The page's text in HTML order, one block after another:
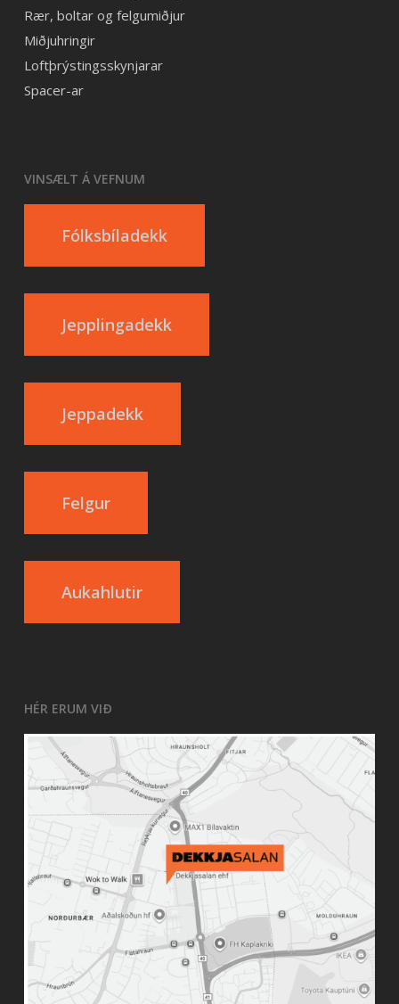
Rær, boltar og felgumiðjur
Miðjuhringir
Loftþrýstingsskynjarar
Spacer-ar
VINSÆLT Á VEFNUM
Fólksbíladekk
Jepplingadekk
Jeppadekk
Felgur
Aukahlutir
HÉR ERUM VIÐ